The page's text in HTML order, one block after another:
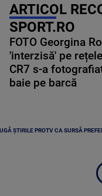
ARTICOL
SPORT.RO
FOTO Georgina
'interzisă' pe
CR7 s-a
baie pe barcă
ȘTIRILE PROTV CA SURSĂ